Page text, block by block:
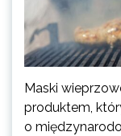
Maski
produktem,
o